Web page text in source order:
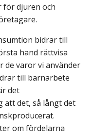
djuren och
bidrar till
hand rättvisa
de varor vi använder
till barnarbete
det
att det, så långt det
om fördelarna